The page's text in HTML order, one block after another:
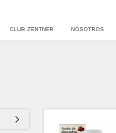
CLUB ZENTNER NOSOTROS